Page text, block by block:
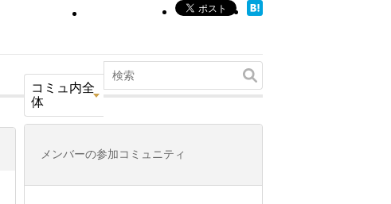
コミュ内全
体
メンバーの参加コミュニティ